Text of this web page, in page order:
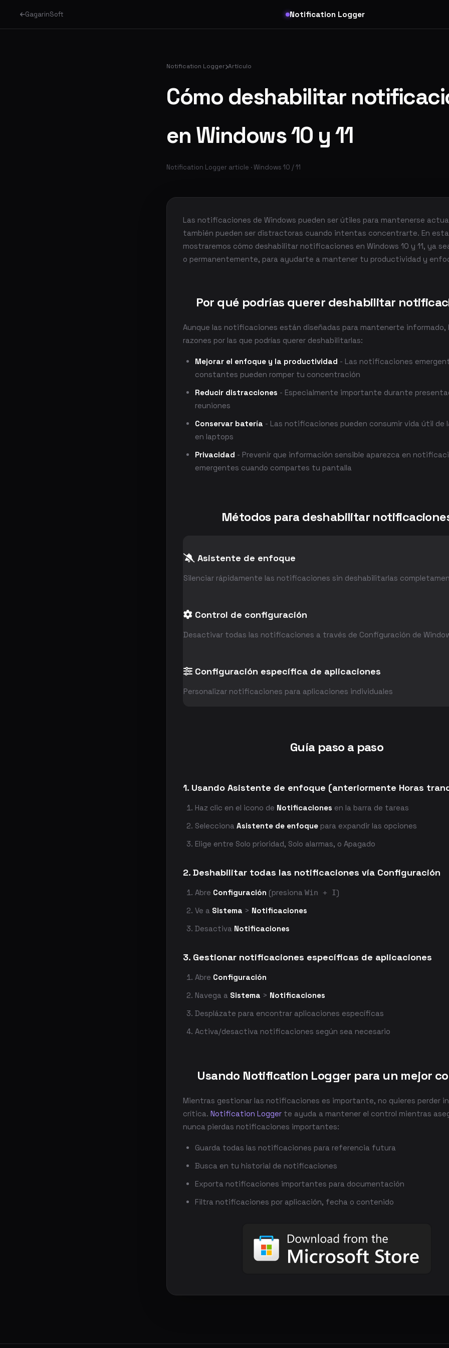
GagarinSoft Notification Logger
Notification Logger Artículo
Cómo deshabilitar
en Windows 10 y 11
Notification Logger article · Windows 10 / 11
Las notificaciones de Windows pueden ser útiles para mantenerse
también pueden ser distractoras cuando intentas concentrarte. En
mostraremos cómo deshabilitar notificaciones en Windows 10 y 11, ya
o permanentemente, para ayudarte a mantener tu productividad y
Por qué podrías querer deshabilitar
Aunque las notificaciones están diseñadas para mantenerte informado,
razones por las que podrías querer deshabilitarlas:
Mejorar el enfoque y la productividad - Las notificaciones
constantes pueden romper tu concentración
Reducir distracciones - Especialmente importante durante
reuniones
Conservar batería - Las notificaciones pueden consumir vida útil de
en laptops
Privacidad - Prevenir que información sensible aparezca en
emergentes cuando compartes tu pantalla
Métodos para deshabilitar
Asistente de enfoque
Silenciar rápidamente las notificaciones sin deshabilitarlas
Control de configuración
Desactivar todas las notificaciones a través de Configuración de
Configuración específica de aplicaciones
Personalizar notificaciones para aplicaciones individuales
Guía paso a paso
1. Usando Asistente de enfoque (anteriormente Horas
Haz clic en el icono de Notificaciones en la barra de tareas
Selecciona Asistente de enfoque para expandir las opciones
Elige entre Solo prioridad, Solo alarmas, o Apagado
2. Deshabilitar todas las notificaciones vía Configuración
Abre Configuración (presiona Win + I)
Ve a Sistema > Notificaciones
Desactiva Notificaciones
3. Gestionar notificaciones específicas de aplicaciones
Abre Configuración
Navega a Sistema > Notificaciones
Desplázate para encontrar aplicaciones específicas
Activa/desactiva notificaciones según sea necesario
Usando Notification Logger para un mejor
Mientras gestionar las notificaciones es importante, no quieres perder
crítica. Notification Logger te ayuda a mantener el control mientras
nunca pierdas notificaciones importantes:
Guarda todas las notificaciones para referencia futura
Busca en tu historial de notificaciones
Exporta notificaciones importantes para documentación
Filtra notificaciones por aplicación, fecha o contenido